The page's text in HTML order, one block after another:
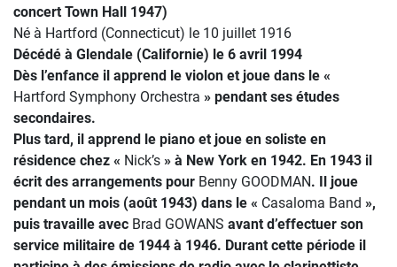
concert Town Hall 1947)
Né à Hartford (Connecticut) le 10 juillet 1916
Décédé à Glendale (Californie) le 6 avril 1994
Dès l’enfance il apprend le violon et joue dans le «
Hartford Symphony Orchestra » pendant ses études
secondaires.
Plus tard, il apprend le piano et joue en soliste en
résidence chez « Nick’s » à New York en 1942. En 1943 il
écrit des arrangements pour Benny GOODMAN. Il joue
pendant un mois (août 1943) dans le « Casaloma Band »,
puis travaille avec Brad GOWANS avant d’effectuer son
service militaire de 1944 à 1946. Durant cette période il